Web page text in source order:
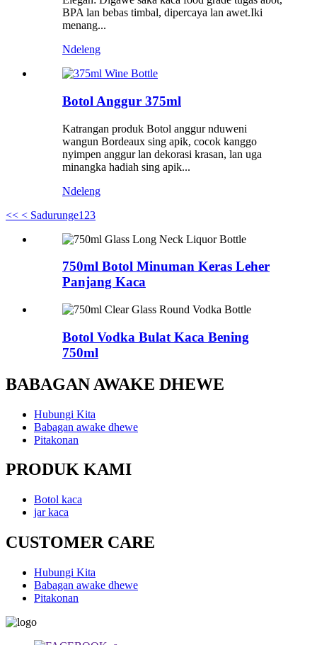
BPA lan bebas timbal, dipercaya lan awet.Iki
menang...
Ndeleng
Botol Anggur 375ml
Katrangan produk Botol anggur nduweni
wangun Bordeaux sing apik, cocok kanggo
nyimpen anggur lan dekorasi krasan, lan uga
minangka hadiah sing apik...
Ndeleng
<< < Sadurunge1 23
750ml Botol Minuman Keras Leher
Panjang Kaca
Botol Vodka Bulat Kaca Bening
750ml
BABAGAN AWAKE DHEWE
Hubungi Kita
Babagan awake dhewe
Pitakonan
PRODUK KAMI
Botol kaca
jar kaca
CUSTOMER CARE
Hubungi Kita
Babagan awake dhewe
Pitakonan